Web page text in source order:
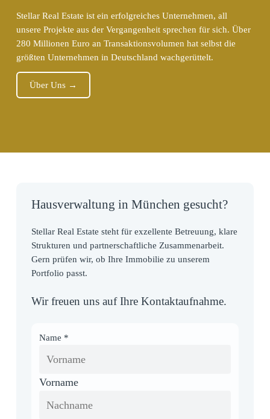
Stellar Real Estate ist ein erfolgreiches Unternehmen, all
unsere Projekte aus der Vergangenheit sprechen für sich. Über
280 Millionen Euro an Transaktionsvolumen hat selbst die
größten Unternehmen in Deutschland wachgerüttelt.
Über Uns →
Hausverwaltung in München gesucht?
Stellar Real Estate steht für exzellente Betreuung, klare
Strukturen und partnerschaftliche Zusammenarbeit.
Gern prüfen wir, ob Ihre Immobilie zu unserem
Portfolio passt.
Wir freuen uns auf Ihre Kontaktaufnahme.
Name *
Vorname